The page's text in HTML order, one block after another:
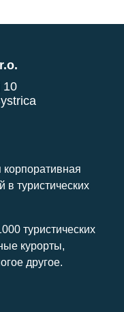
10
в туристических
туристических
курорты,
другое.